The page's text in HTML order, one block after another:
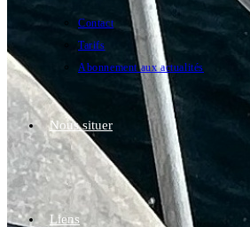
Contact
Tarifs
Abonnement aux actualités
Nous situer
Liens